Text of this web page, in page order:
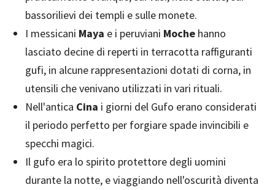
bassorilievi dei templi e sulle monete.
I messicani Maya e i peruviani Moche hanno
lasciato decine di reperti in terracotta raffiguranti
gufi, in alcune rappresentazioni dotati di corna, in
utensili che venivano utilizzati in vari rituali.
Nell'antica Cina i giorni del Gufo erano considerati
il periodo perfetto per forgiare spade invincibili e
specchi magici.
Il gufo era lo spirito protettore degli uomini
durante la notte, e viaggiando nell'oscurità diventa